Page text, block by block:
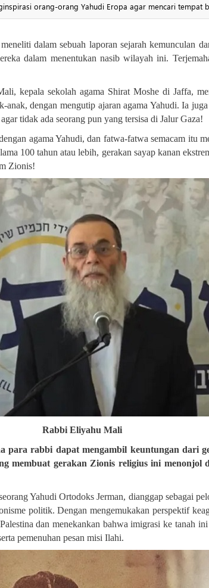
orang-orang Yahudi Eropa agar mencari tempat
dalam sebuah laporan sejarah kemunculan
dalam menentukan nasib wilayah ini.
kepala sekolah agama Shirat Moshe di Jaffa,
anak, dengan mengutip ajaran agama Yahudi. Ia
tidak ada seorang pun yang tersisa di Jalur Gaza!
agama Yahudi, dan fatwa-fatwa semacam itu
100 tahun atau lebih, gerakan sayap kanan
Zionis!
Rabbi Eliyahu Mali
para rabbi dapat mengambil keuntungan dari
membuat gerakan Zionis religius ini menonjol
Yahudi Ortodoks Jerman, dianggap sebagai
politik. Dengan mengemukakan perspektif
dan menekankan bahwa imigrasi ke tanah
pemenuhan pesan misi Ilahi.